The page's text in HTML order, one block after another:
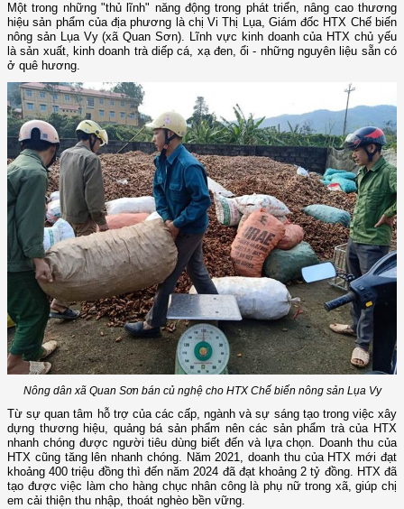
Một trong những "thủ lĩnh" năng động trong phát triển, nâng cao thương
hiệu sản phẩm của địa phương là chị Vi Thị Lụa, Giám đốc HTX Chế biến
nông sản Lụa Vy (xã Quan Sơn). Lĩnh vực kinh doanh của HTX chủ yếu
là sản xuất, kinh doanh trà diếp cá, xạ đen, ổi - những nguyên liệu sẵn có
ở quê hương.
Nông dân xã Quan Sơn bán củ nghệ cho HTX Chế biến nông sản Lụa Vy
Từ sự quan tâm hỗ trợ của các cấp, ngành và sự sáng tạo trong việc xây
dựng thương hiệu, quảng bá sản phẩm nên các sản phẩm trà của HTX
nhanh chóng được người tiêu dùng biết đến và lựa chọn. Doanh thu của
HTX cũng tăng lên nhanh chóng. Năm 2021, doanh thu của HTX mới đạt
khoảng 400 triệu đồng thì đến năm 2024 đã đạt khoảng 2 tỷ đồng. HTX đã
tạo được việc làm cho hàng chục nhân công là phụ nữ trong xã, giúp chị
em cải thiện thu nhập, thoát nghèo bền vững.